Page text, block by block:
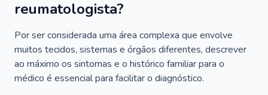
reumatologista?
Por ser considerada uma área complexa que envolve
muitos tecidos, sistemas e órgãos diferentes, descrever
ao máximo os sintomas e o histórico familiar para o
médico é essencial para facilitar o diagnóstico.